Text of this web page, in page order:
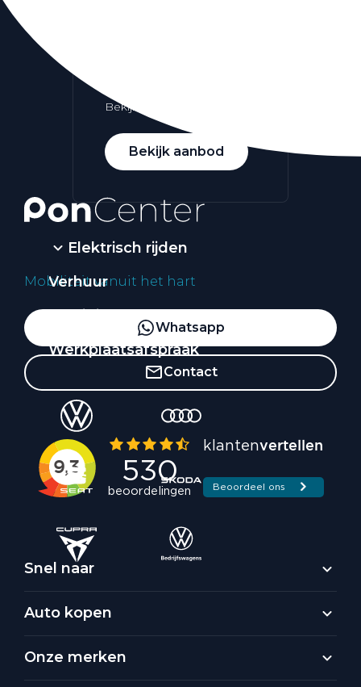
Bekijk ons aanbod
Bekijk aanbod
Elektrisch rijden
Verhuur
Vestigingen
Werkplaatsafspraak
Mobiliteit vanuit het hart
Whatsapp
Contact
Snel naar
Auto kopen
Onze merken